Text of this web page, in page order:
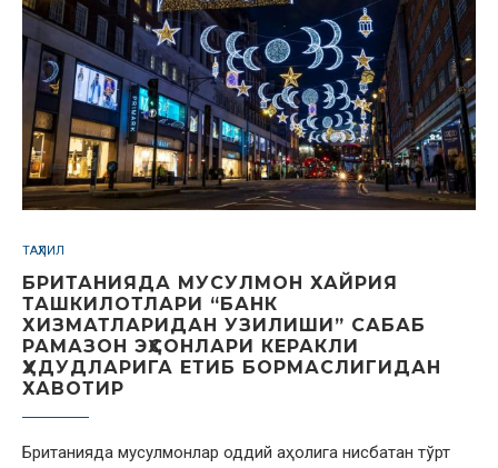
ТАҲЛИЛ
БРИТАНИЯДА МУСУЛМОН ХАЙРИЯ
ТАШКИЛОТЛАРИ “БАНК
ХИЗМАТЛАРИДАН УЗИЛИШИ” САБАБ
РАМАЗОН ЭҲСОНЛАРИ КЕРАКЛИ
ҲУДУДЛАРИГА ЕТИБ БОРМАСЛИГИДАН
ХАВОТИР
Британияда мусулмонлар оддий аҳолига нисбатан тўрт